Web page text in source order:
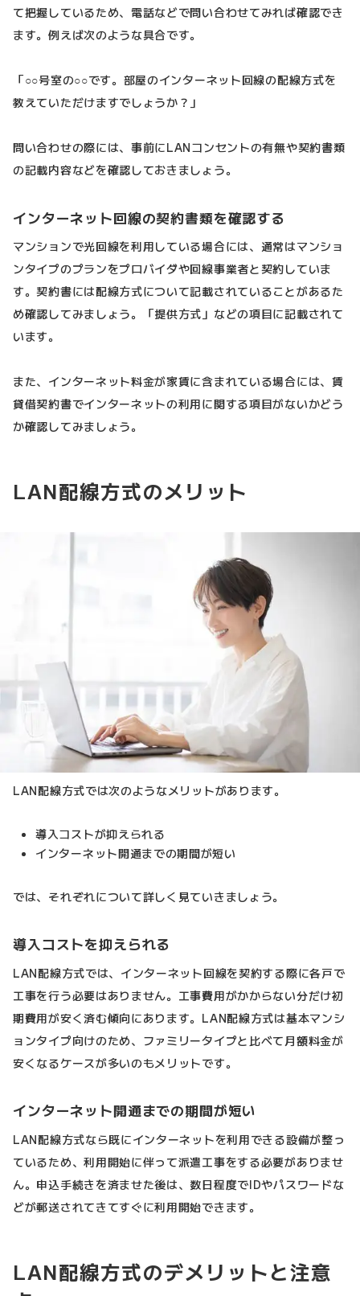
て把握しているため、電話などで問い合わせてみれば確認でき
ます。例えば次のような具合です。
「○○号室の○○です。部屋のインターネット回線の配線方式を
教えていただけますでしょうか？」
問い合わせの際には、事前にLANコンセントの有無や契約書類
の記載内容などを確認しておきましょう。
インターネット回線の契約書類を確認する
マンションで光回線を利用している場合には、通常はマンショ
ンタイプのプランをプロバイダや回線事業者と契約していま
す。契約書には配線方式について記載されていることがあるた
め確認してみましょう。「提供方式」などの項目に記載されて
います。
また、インターネット料金が家賃に含まれている場合には、賃
貸借契約書でインターネットの利用に関する項目がないかどう
か確認してみましょう。
LAN配線方式のメリット
LAN配線方式では次のようなメリットがあります。
導入コストが抑えられる
インターネット開通までの期間が短い
では、それぞれについて詳しく見ていきましょう。
導入コストを抑えられる
LAN配線方式では、インターネット回線を契約する際に各戸で
工事を行う必要はありません。工事費用がかからない分だけ初
期費用が安く済む傾向にあります。LAN配線方式は基本マンシ
ョンタイプ向けのため、ファミリータイプと比べて月額料金が
安くなるケースが多いのもメリットです。
インターネット開通までの期間が短い
LAN配線方式なら既にインターネットを利用できる設備が整っ
ているため、利用開始に伴って派遣工事をする必要がありませ
ん。申込手続きを済ませた後は、数日程度でIDやパスワードな
どが郵送されてきてすぐに利用開始できます。
LAN配線方式のデメリットと注意